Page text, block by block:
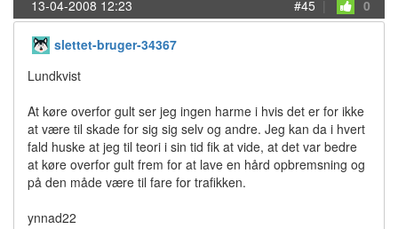
13-04-2008 12:23 #45 | 0
slettet-bruger-34367
Lundkvist
At køre overfor gult ser jeg ingen harme i hvis det er for ikke
at være til skade for sig sig selv og andre. Jeg kan da i hvert
fald huske at jeg til teori i sin tid fik at vide, at det var bedre
at køre overfor gult frem for at lave en hård opbremsning og
på den måde være til fare for trafikken.
ynnad22